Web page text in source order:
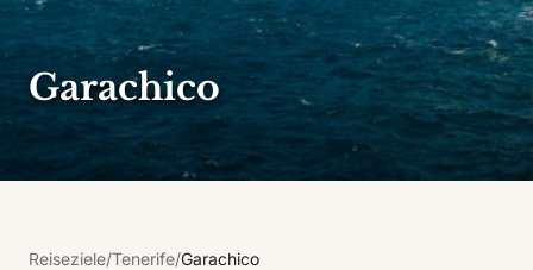
Garachico
Reiseziele/Tenerife/Garachico